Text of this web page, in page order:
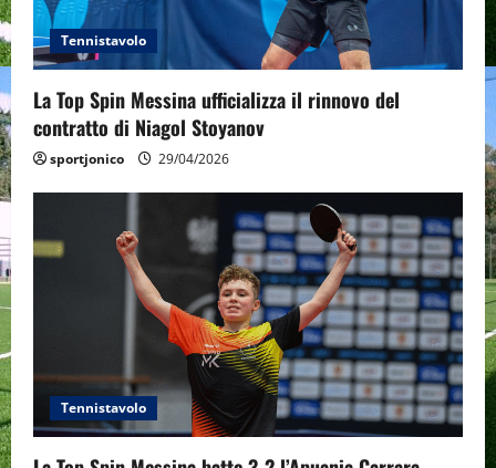
t
i
o
n
Tennistavolo
La Top Spin Messina ufficializza il rinnovo del
contratto di Niagol Stoyanov
sportjonico 29/04/2026
Tennistavolo